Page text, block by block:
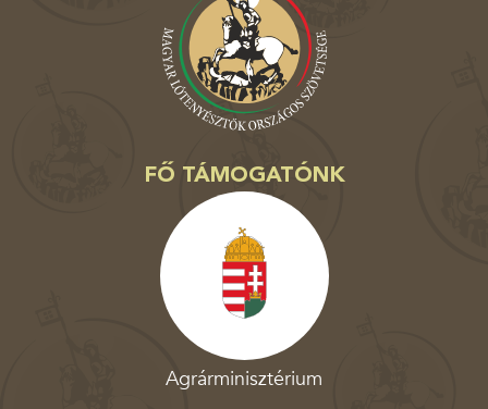
FŐ TÁMOGATÓNK
Agrárminisztérium